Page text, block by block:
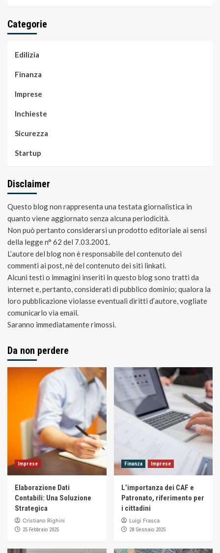
Categorie
Edilizia
Finanza
Imprese
Inchieste
Sicurezza
Startup
Disclaimer
Questo blog non rappresenta una testata giornalistica in
quanto viene aggiornato senza alcuna periodicità.
Non può pertanto considerarsi un prodotto editoriale ai sensi
della legge n° 62 del 7.03.2001.
L’autore del blog non è responsabile del contenuto dei
commenti ai post, nè del contenuto dei siti linkati.
Alcuni testi o immagini inseriti in questo blog sono tratti da
internet e, pertanto, considerati di pubblico dominio; qualora la
loro pubblicazione violasse eventuali diritti d’autore, vogliate
comunicarlo via email.
Saranno immediatamente rimossi.
Da non perdere
Imprese
Elaborazione Dati
Contabili: Una Soluzione
Strategica
Cristiano Righini
25 Febbraio 2025
Finanza Imprese
L’importanza dei CAF e
Patronato, riferimento per
i cittadini
Luigi Frasca
28 Gennaio 2025